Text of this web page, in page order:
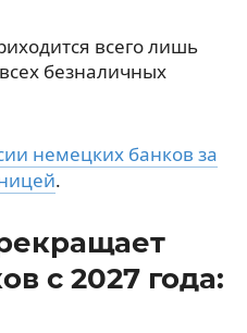
всего лишь
безналичных
немецких банков за
.
с 2027 года: